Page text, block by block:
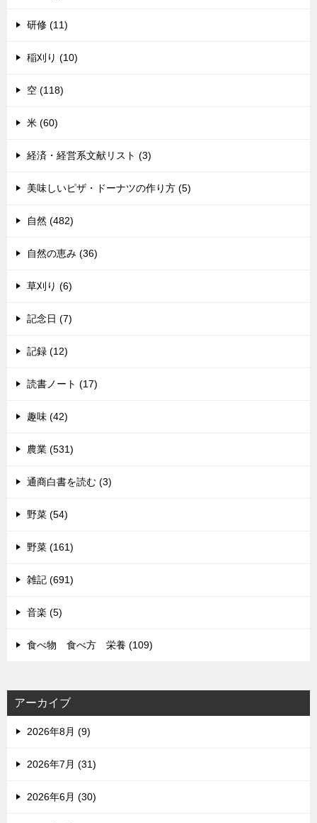
研修 (11)
稲刈り (10)
空 (118)
米 (60)
経済・経営系文献リスト (3)
美味しいピザ・ドーナツの作り方 (5)
自然 (482)
自然の恵み (36)
草刈り (6)
記念日 (7)
記録 (12)
読書ノート (17)
趣味 (42)
農業 (531)
通商白書を読む (3)
野菜 (54)
野菜 (161)
雑記 (691)
音楽 (5)
食べ物 食べ方 栄養 (109)
アーカイブ
2026年8月 (9)
2026年7月 (31)
2026年6月 (30)